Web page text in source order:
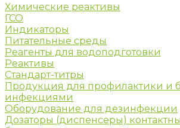
Химические реактивы
ГСО
Индикаторы
Питательные среды
Реагенты для водоподготовки
Реактивы
Стандарт-титры
Продукция для профилактики и
инфекциями
Оборудование для дезинфекции
Дозаторы (диспенсеры)